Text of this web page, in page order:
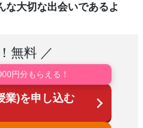
な大切な出会いであるよ
！無料 ／
円分もらえる！
業)を申し込む